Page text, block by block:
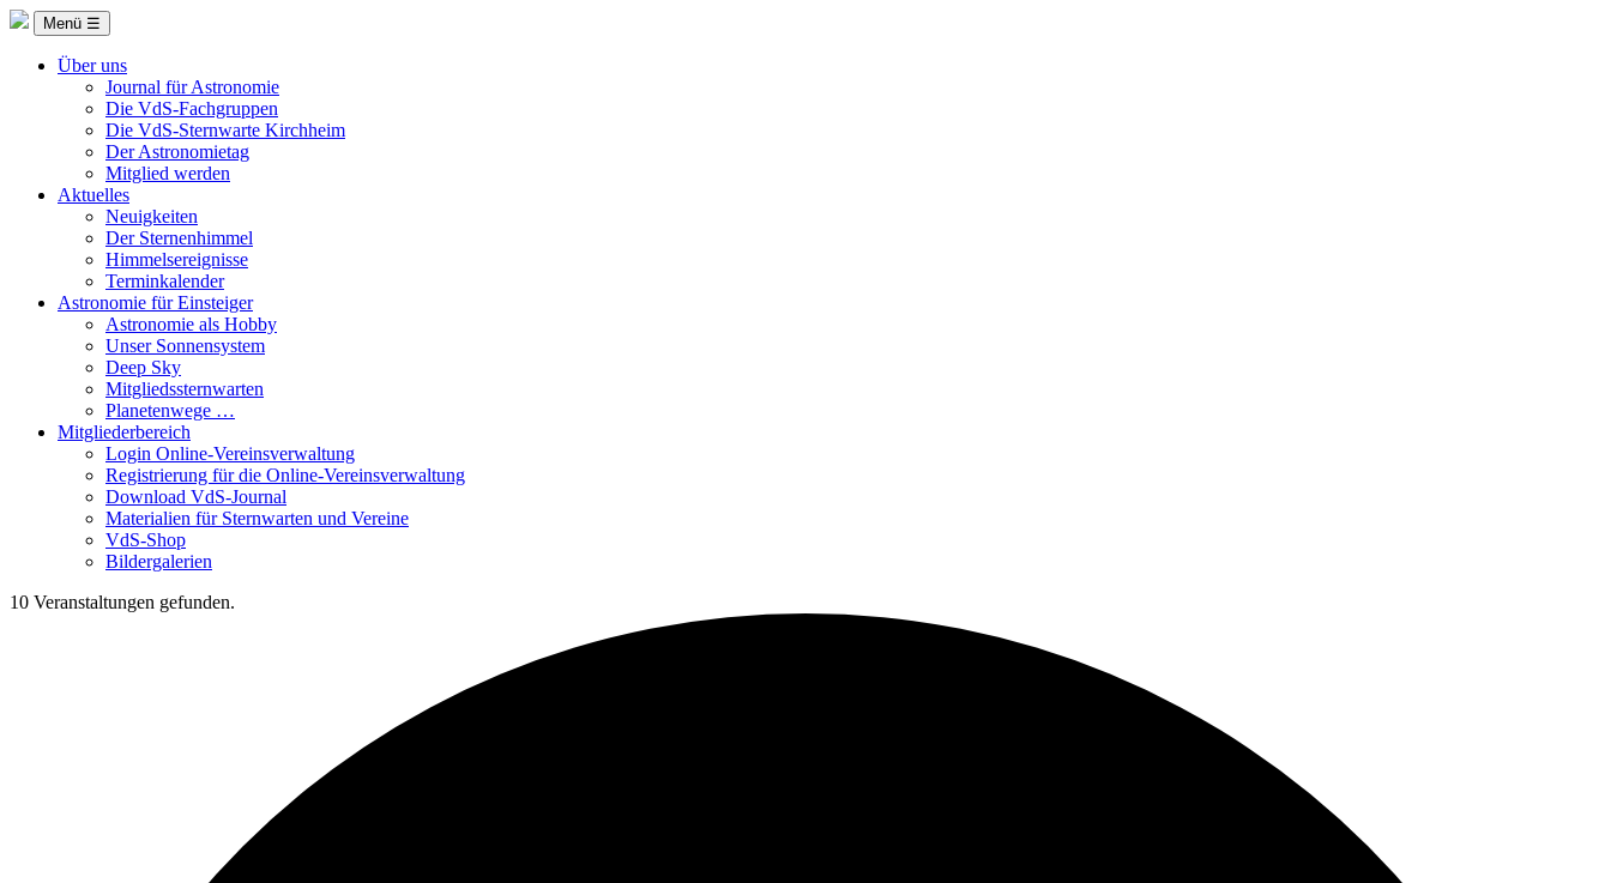
Menü ☰
Über uns
Journal für Astronomie
Die VdS-Fachgruppen
Die VdS-Sternwarte Kirchheim
Der Astronomietag
Mitglied werden
Aktuelles
Neuigkeiten
Der Sternenhimmel
Himmelsereignisse
Terminkalender
Astronomie für Einsteiger
Astronomie als Hobby
Unser Sonnensystem
Deep Sky
Mitgliedssternwarten
Planetenwege …
Mitgliederbereich
Login Online-Vereinsverwaltung
Registrierung für die Online-Vereinsverwaltung
Download VdS-Journal
Materialien für Sternwarten und Vereine
VdS-Shop
Bildergalerien
10 Veranstaltungen gefunden.